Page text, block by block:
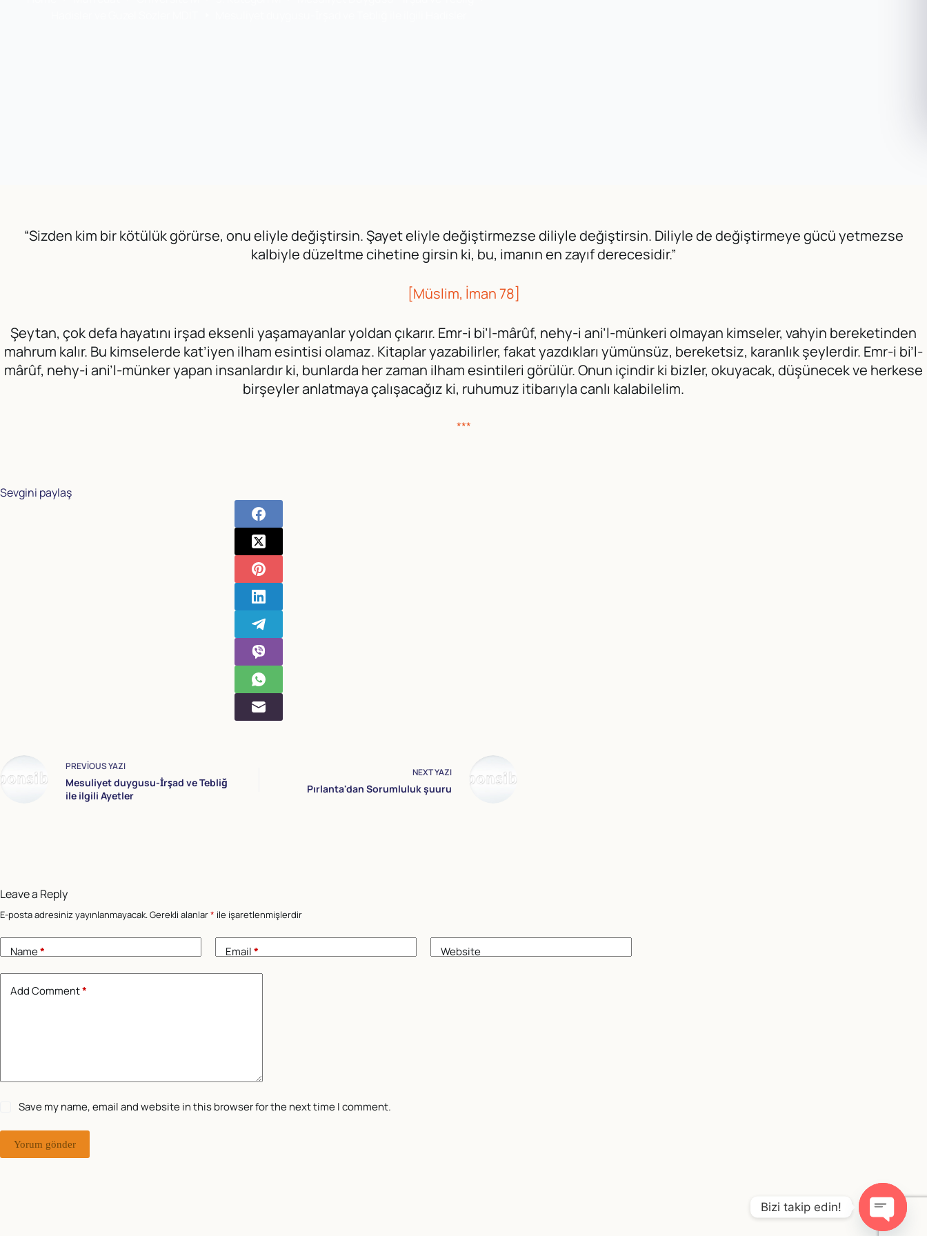
“Sizden kim bir kötülük görürse, onu eliyle değiştirsin. Şayet eliyle değiştirmezse diliyle değiştirsin. Diliyle de değiştirmeye gücü yetmezse
kalbiyle düzeltme cihetine girsin ki, bu, imanın en zayıf derecesidir.”
[Müslim, İman 78]
Şeytan, çok defa hayatını irşad eksenli yaşamayanlar yoldan çıkarır. Emr-i bi’l-mârûf, nehy-i ani’l-münkeri olmayan kimseler, vahyin bereketinden
mahrum kalır. Bu kimselerde kat’iyen ilham esintisi olamaz. Kitaplar yazabilirler, fakat yazdıkları yümünsüz, bereketsiz, karanlık şeylerdir. Emr-i bi’l-
mârûf, nehy-i ani’l-münker yapan insanlardır ki, bunlarda her zaman ilham esintileri görülür. Onun içindir ki bizler, okuyacak, düşünecek ve herkese
birşeyler anlatmaya çalışacağız ki, ruhumuz itibarıyla canlı kalabilelim.
***
Sevgini paylaş
PREVIOUSYAZI
Mesuliyet duygusu-İrşad ve Tebliğ
ile ilgili Ayetler
NEXTYAZI
Pırlanta'dan Sorumluluk şuuru
Leave a Reply
E-posta adresiniz yayınlanmayacak.Gerekli alanlar* ile işaretlenmişlerdir
Name* Email* Website
Add Comment*
Save my name, email and website in this browser for the next time I comment.
Yorum gönder
Bizi takip edin!